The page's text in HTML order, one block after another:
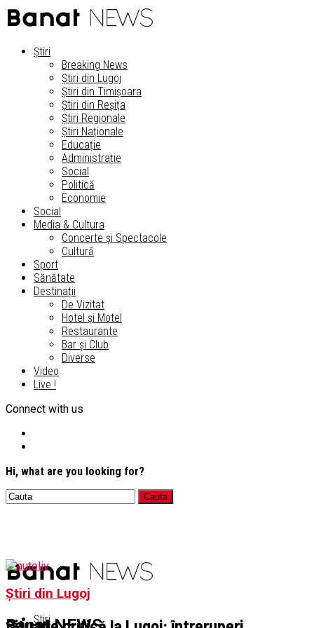
Știri
Breaking News
Știri din Lugoj
Știri din Timișoara
Știri din Reșița
Știri Regionale
Știri Naționale
Educație
Administrație
Social
Politică
Economie
Social
Media & Cultura
Concerte și Spectacole
Cultură
Sport
Sănătate
Destinații
De Vizitat
Hotel și Motel
Restaurante
Bar și Club
Diverse
Video
Live !
Connect with us
Hi, what are you looking for?
Știri
Știri din Lugoj